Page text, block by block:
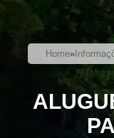
Home»